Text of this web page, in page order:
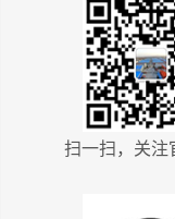
扫一扫，关注